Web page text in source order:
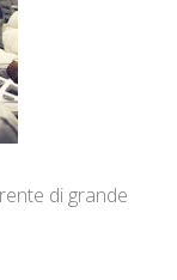
di grande